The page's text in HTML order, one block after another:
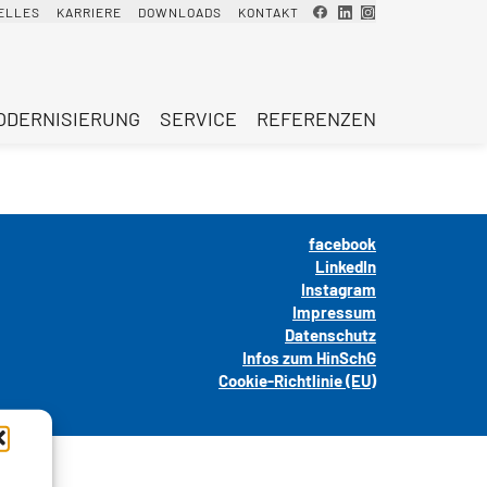
KARRIERE DOWNLOADS KONTAKT
SERVICE REFERENZEN
facebook
LinkedIn
Instagram
Impressum
Datenschutz
Infos zum HinSchG
Cookie-Richtlinie (EU)